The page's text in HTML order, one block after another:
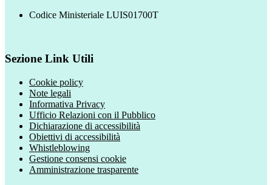
Codice Ministeriale LUIS01700T
Sezione Link Utili
Cookie policy
Note legali
Informativa Privacy
Ufficio Relazioni con il Pubblico
Dichiarazione di accessibilità
Obiettivi di accessibilità
Whistleblowing
Gestione consensi cookie
Amministrazione trasparente